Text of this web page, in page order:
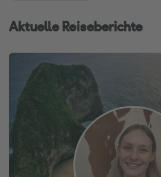
Aktuelle Reiseberichte